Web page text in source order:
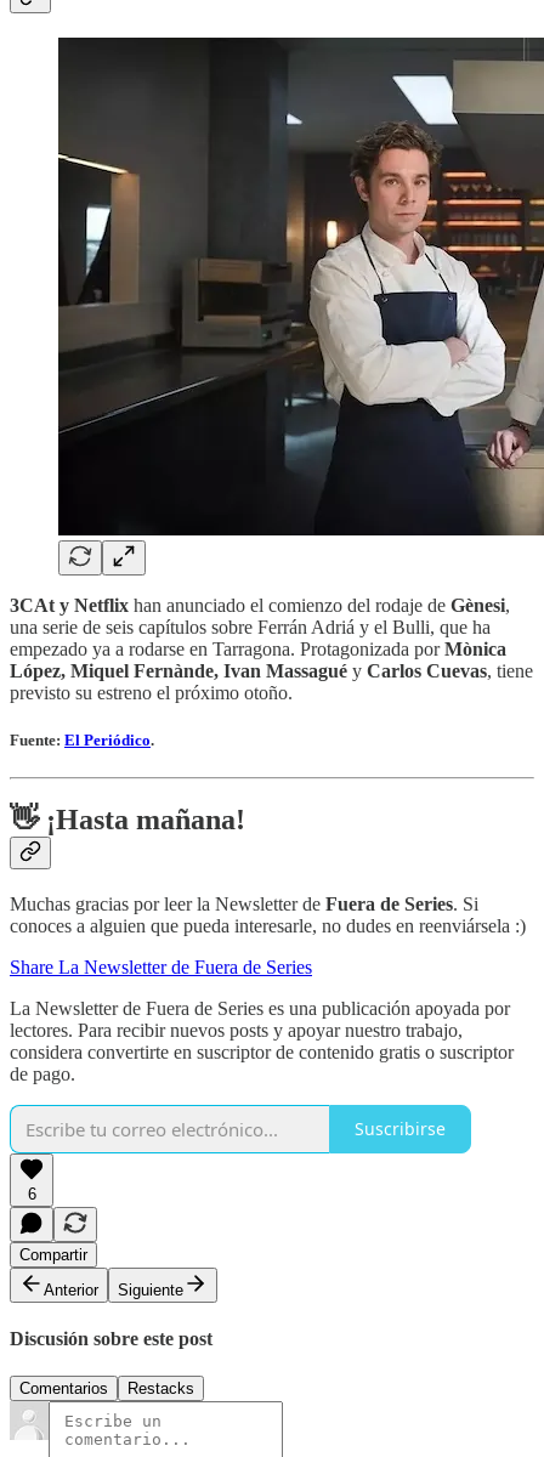
3CAt y Netflix han anunciado el comienzo del rodaje de Gènesi,
una serie de seis capítulos sobre Ferrán Adriá y el Bulli, que ha
empezado ya a rodarse en Tarragona. Protagonizada porMònica
López, Miquel Fernànde, Ivan Massagué y Carlos Cuevas, tiene
previsto su estreno el próximo otoño.
Fuente: El Periódico.
👋 ¡Hasta mañana!
Muchas gracias por leer la Newsletter de Fuera de Series. Si
conoces a alguien que pueda interesarle, no dudes en reenviársela :)
Share La Newsletter de Fuera de Series
La Newsletter de Fuera de Series es una publicación apoyada por
lectores. Para recibir nuevos posts y apoyar nuestro trabajo,
considera convertirte en suscriptor de contenido gratis o suscriptor
de pago.
Suscribirse
6
Compartir
Anterior
Siguiente
Discusión sobre este post
Comentarios Restacks